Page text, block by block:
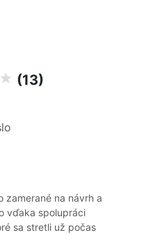
(13)
zamerané na návrh a
vďaka spolupráci
sa stretli už počas